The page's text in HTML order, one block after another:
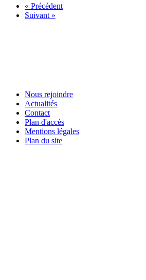
« Précédent
Suivant »
Nous rejoindre
Actualités
Contact
Plan d'accès
Mentions légales
Plan du site